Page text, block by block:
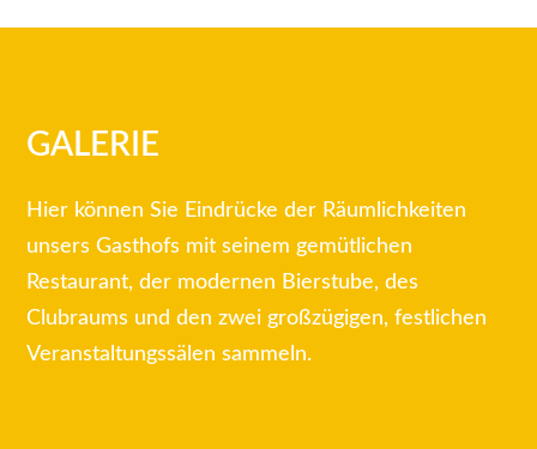
GALERIE
Hier können Sie Eindrücke der Räumlichkeiten
unsers Gasthofs mit seinem gemütlichen
Restaurant, der modernen Bierstube, des
Clubraums und den zwei großzügigen, festlichen
Veranstaltungssälen sammeln.